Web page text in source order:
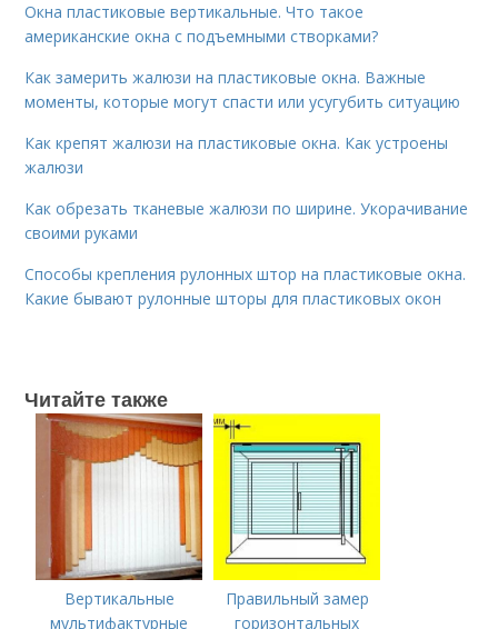
Окна пластиковые вертикальные. Что такое
американские окна с подъемными створками?
Как замерить жалюзи на пластиковые окна. Важные
моменты, которые могут спасти или усугубить ситуацию
Как крепят жалюзи на пластиковые окна. Как устроены
жалюзи
Как обрезать тканевые жалюзи по ширине. Укорачивание
своими руками
Способы крепления рулонных штор на пластиковые окна.
Какие бывают рулонные шторы для пластиковых окон
Читайте также
Вертикальные
мультифактурные
Правильный замер
горизонтальных